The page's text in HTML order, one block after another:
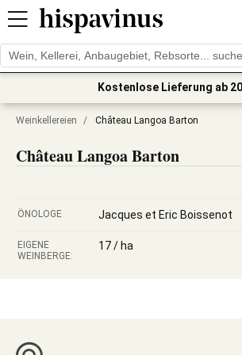
Kostenlose Lieferung ab
Weinkellereien / Château Langoa Barton
Château Langoa Barton
ÖNOLOGE Jacques et Eric Boissenot
EIGENE
WEINBERGE:
17 / ha